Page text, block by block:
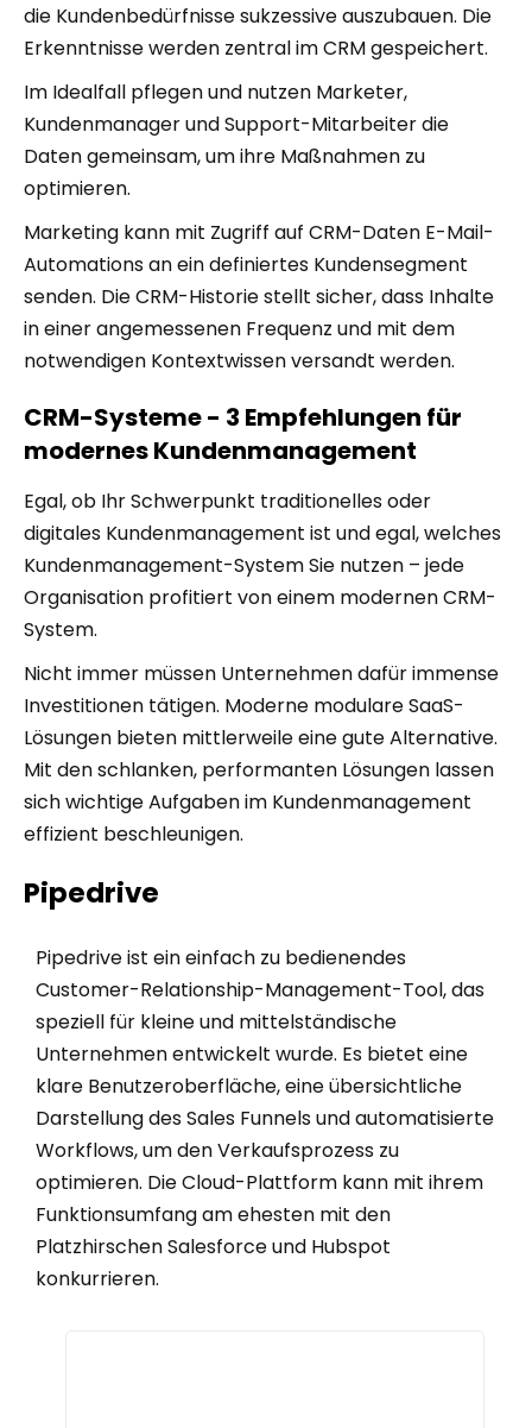
die Kundenbedürfnisse sukzessive auszubauen. Die
Erkenntnisse werden zentral im CRM gespeichert.
Im Idealfall pflegen und nutzen Marketer,
Kundenmanager und Support-Mitarbeiter die
Daten gemeinsam, um ihre Maßnahmen zu
optimieren.
Marketing kann mit Zugriff auf CRM-Daten E-Mail-
Automations an ein definiertes Kundensegment
senden. Die CRM-Historie stellt sicher, dass Inhalte
in einer angemessenen Frequenz und mit dem
notwendigen Kontextwissen versandt werden.
CRM-Systeme - 3 Empfehlungen für
modernes Kundenmanagement
Egal, ob Ihr Schwerpunkt traditionelles oder
digitales Kundenmanagement ist und egal, welches
Kundenmanagement-System Sie nutzen – jede
Organisation profitiert von einem modernen CRM-
System.
Nicht immer müssen Unternehmen dafür immense
Investitionen tätigen. Moderne modulare SaaS-
Lösungen bieten mittlerweile eine gute Alternative.
Mit den schlanken, performanten Lösungen lassen
sich wichtige Aufgaben im Kundenmanagement
effizient beschleunigen.
Pipedrive
Pipedrive ist ein einfach zu bedienendes
Customer-Relationship-Management-Tool, das
speziell für kleine und mittelständische
Unternehmen entwickelt wurde. Es bietet eine
klare Benutzeroberfläche, eine übersichtliche
Darstellung des Sales Funnels und automatisierte
Workflows, um den Verkaufsprozess zu
optimieren. Die Cloud-Plattform kann mit ihrem
Funktionsumfang am ehesten mit den
Platzhirschen Salesforce und Hubspot
konkurrieren.